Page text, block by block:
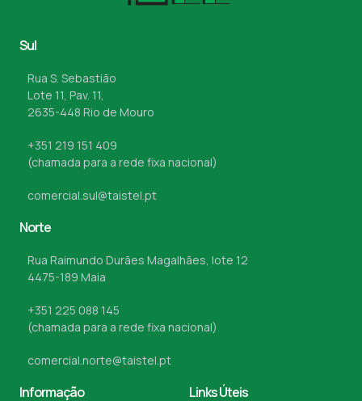
Sul
Rua S. Sebastião
Lote 11, Pav. 11,
2635-448 Rio de Mouro
+351 219 151 409
(chamada para a rede fixa nacional)
comercial.sul@taistel.pt
Norte
Rua Raimundo Durães Magalhães, lote 12
4475-189 Maia
+351 225 088 145
(chamada para a rede fixa nacional)
comercial.norte@taistel.pt
Informação Links Úteis